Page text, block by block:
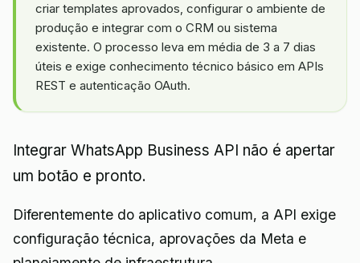
criar templates aprovados, configurar o ambiente de
produção e integrar com o CRM ou sistema
existente. O processo leva em média de 3 a 7 dias
úteis e exige conhecimento técnico básico em APIs
REST e autenticação OAuth.
Integrar WhatsApp Business API não é apertar
um botão e pronto.
Diferentemente do aplicativo comum, a API exige
configuração técnica, aprovações da Meta e